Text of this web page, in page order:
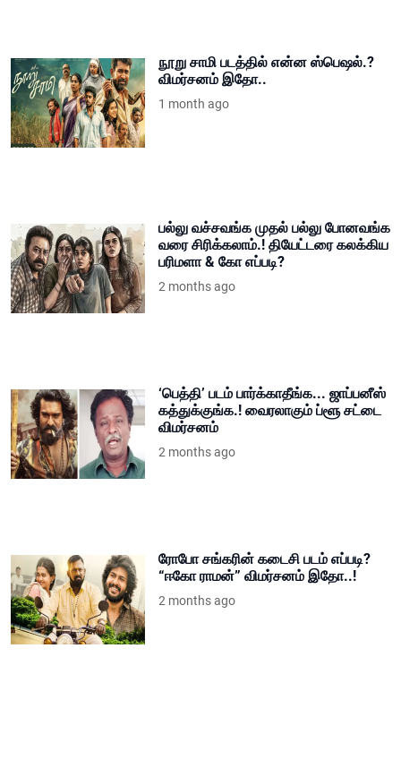
நூறு சாமி படத்தில் என்ன ஸ்பெஷல்.?
விமர்சனம் இதோ..
1 month ago
பல்லு வச்சவங்க முதல் பல்லு போனவங்க
வரை சிரிக்கலாம்.! தியேட்டரை கலக்கிய
பரிமளா & கோ எப்படி?
2 months ago
‘பெத்தி’ படம் பார்க்காதீங்க... ஜாப்பனீஸ்
கத்துக்குங்க.! வைரலாகும் ப்ளூ சட்டை
விமர்சனம்
2 months ago
ரோபோ சங்கரின் கடைசி படம் எப்படி?
“ஈகோ ராமன்” விமர்சனம் இதோ..!
2 months ago